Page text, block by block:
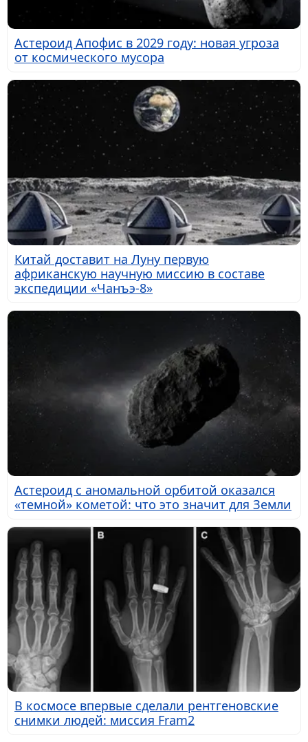
Астероид Апофис в 2029 году: новая угроза
от космического мусора
Китай доставит на Луну первую
африканскую научную миссию в составе
экспедиции «Чанъэ-8»
Астероид с аномальной орбитой оказался
«темной» кометой: что это значит для Земли
В космосе впервые сделали рентгеновские
снимки людей: миссия Fram2